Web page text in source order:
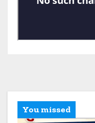
You missed